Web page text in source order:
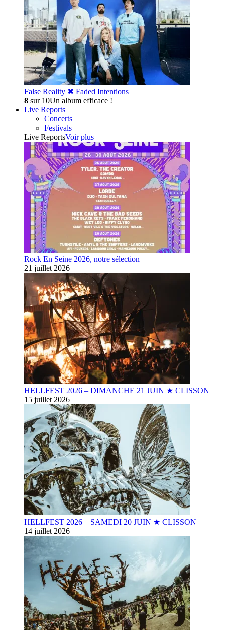
False Reality ✖︎ Faded Intentions
8 sur 10Un album efficace !
Live Reports
Concerts
Festivals
Live ReportsVoir plus
Rock En Seine 2026, notre sélection
21 juillet 2026
HELLFEST 2026 – DIMANCHE 21 JUIN ★ CLISSON
15 juillet 2026
HELLFEST 2026 – SAMEDI 20 JUIN ★ CLISSON
14 juillet 2026